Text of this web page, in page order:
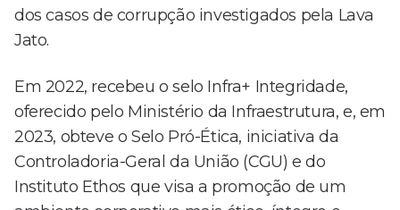
dos casos de corrupção investigados pela Lava
Jato.
Em 2022, recebeu o selo Infra+ Integridade,
oferecido pelo Ministério da Infraestrutura, e, em
2023, obteve o Selo Pró-Ética, iniciativa da
Controladoria-Geral da União (CGU) e do
Instituto Ethos que visa a promoção de um